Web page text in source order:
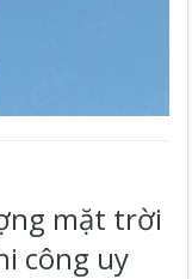
mặt trời
công uy